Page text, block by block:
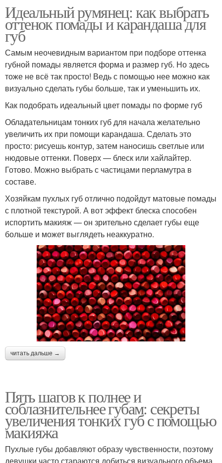
Идеальный румянец: как выбрать
оттенок помады и карандаша для
губ
Самым неочевидным вариантом при подборе оттенка
губной помады является форма и размер губ. Но здесь
тоже не всё так просто! Ведь с помощью нее можно как
визуально сделать губы больше, так и уменьшить их.
Как подобрать идеальный цвет помады по форме губ
Обладательницам тонких губ для начала желательно
увеличить их при помощи карандаша. Сделать это
просто: рисуешь контур, затем наносишь светлые или
нюдовые оттенки. Поверх — блеск или хайлайтер.
Готово. Можно выбрать с частицами перламутра в
составе.
Хозяйкам пухлых губ отлично подойдут матовые помады
с плотной текстурой. А вот эффект блеска способен
испортить макияж — он зрительно сделает губы еще
больше и может выглядеть неаккуратно.
читать дальше →
Пять шагов к полнее и
соблазнительнее губам: секреты
увеличения тонких губ с помощью
макияжа
Пухлые губы добавляют образу чувственности, поэтому
девушки часто стараются добиться визуального объема